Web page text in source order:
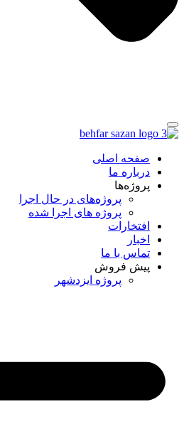
صفحه اصلی
درباره ما
پروژه‌ها
پروژه‌های در حال اجرا
پروژه های اجرا شده
افتخارات
اخبار
تماس با ما
پیش فروش
پروژه ایزدشهر